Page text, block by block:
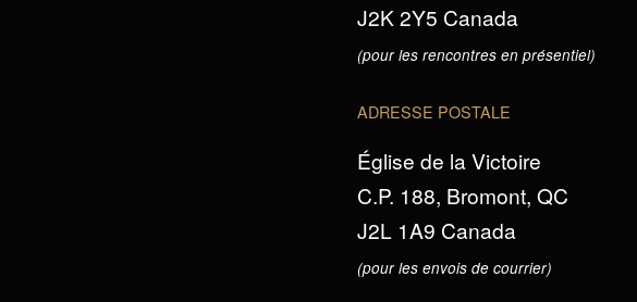
J2K 2Y5 Canada
(pour les rencontres en présentiel)
ADRESSE POSTALE
Église de la Victoire
C.P. 188, Bromont, QC
J2L 1A9 Canada
(pour les envois de courrier)